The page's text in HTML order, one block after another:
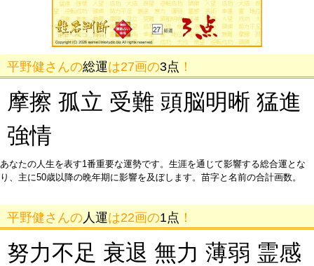
平野健さんの総運は27画の3点 ！
摩擦 孤立 受難 頭脳明晰 猛進
強情
あなたの人生を表す1番重要な運勢です。生涯を通じて影響する総合運とな
り、主に50歳以降の晩年期に影響を及ぼします。苗字と名前の合計画数。
平野健さんの 人運は22画の1点 ！
努力不足 衰退 無力 薄弱 霊感